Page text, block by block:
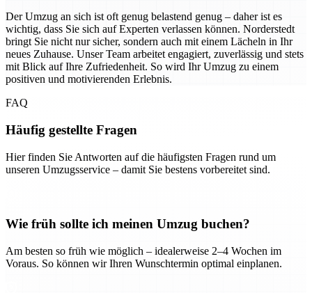
Der Umzug an sich ist oft genug belastend genug – daher ist es
wichtig, dass Sie sich auf Experten verlassen können. Norderstedt
bringt Sie nicht nur sicher, sondern auch mit einem Lächeln in Ihr
neues Zuhause. Unser Team arbeitet engagiert, zuverlässig und stets
mit Blick auf Ihre Zufriedenheit. So wird Ihr Umzug zu einem
positiven und motivierenden Erlebnis.
FAQ
Häufig gestellte Fragen
Hier finden Sie Antworten auf die häufigsten Fragen rund um
unseren Umzugsservice – damit Sie bestens vorbereitet sind.
Wie früh sollte ich meinen Umzug buchen?
Am besten so früh wie möglich – idealerweise 2–4 Wochen im
Voraus. So können wir Ihren Wunschtermin optimal einplanen.